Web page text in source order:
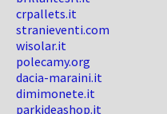
crpallets.it
stranieventi.com
wisolar.it
polecamy.org
dacia-maraini.it
dimimonete.it
parkideashop.it